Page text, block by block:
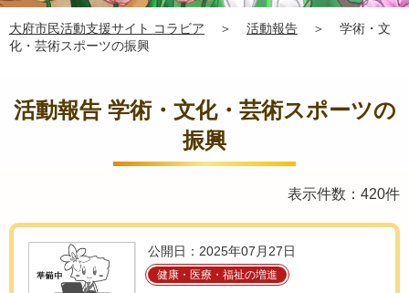
大府市民活動支援サイト コラビア ＞ 活動報告 ＞
学術・文
化・芸術スポーツの振興
活動報告 学術・文化・芸術スポーツの
振興
表示件数：420件
公開日：2025年07月27日
健康・医療・福祉の増進